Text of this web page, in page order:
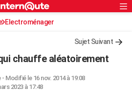
S'inscrire
Connexion
Electroménager
Sujet Suivant
chauffe aléatoirement
- Modifié le 16 nov. 2014 à 19:08
2023 à 17:48